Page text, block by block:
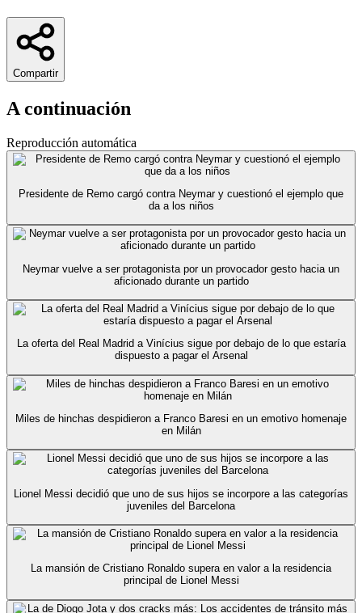
Compartir
A continuación
Reproducción automática
Presidente de Remo cargó contra Neymar y cuestionó el ejemplo que
da a los niños
Neymar vuelve a ser protagonista por un provocador gesto hacia un
aficionado durante un partido
La oferta del Real Madrid a Vinícius sigue por debajo de lo que estaría
dispuesto a pagar el Arsenal
Miles de hinchas despidieron a Franco Baresi en un emotivo homenaje
en Milán
Lionel Messi decidió que uno de sus hijos se incorpore a las categorías
juveniles del Barcelona
La mansión de Cristiano Ronaldo supera en valor a la residencia
principal de Lionel Messi